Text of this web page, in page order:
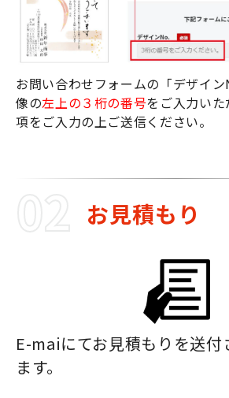
お問い合わせフォームの「デザイ
像の左上の３桁の番号をご入力い
項をご入力の上ご送信ください。
お見積もり
E-maiにてお見積もりを送付
ます。